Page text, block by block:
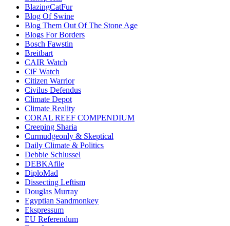
BlazingCatFur
Blog Of Swine
Blog Them Out Of The Stone Age
Blogs For Borders
Bosch Fawstin
Breitbart
CAIR Watch
CiF Watch
Citizen Warrior
Civilus Defendus
Climate Depot
Climate Reality
CORAL REEF COMPENDIUM
Creeping Sharia
Curmudgeonly & Skeptical
Daily Climate & Politics
Debbie Schlussel
DEBKAfile
DiploMad
Dissecting Leftism
Douglas Murray
Egyptian Sandmonkey
Ekspressum
EU Referendum